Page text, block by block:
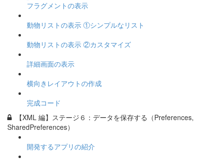
フラグメントの表示
動物リストの表示 ①シンプルなリスト
動物リストの表示 ②カスタマイズ
詳細画面の表示
横向きレイアウトの作成
完成コード
【XML 編】ステージ６：データを保存する（Preferences,
SharedPreferences）
開発するアプリの紹介